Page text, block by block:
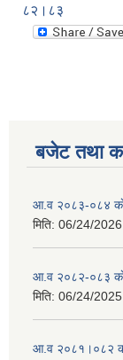
८२।८३
बजेट तथा
आ.व २०८३-०८४ काे
मिति: 06/24/
आ.व २०८२-०८३ काे
मिति: 06/24/
आ.व २०८१।०८२